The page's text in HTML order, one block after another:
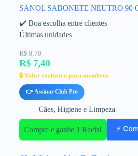
SANOL SABONETE NEUTRO 90
✔️ Boa escolha entre clientes
Últimas unidades
R$ 8,70
R$ 7,40
🔒 Valor exclusivo para membros
👉 Assinar Club Pro
Cães, Higiene e Limpeza
Compre e ganhe 1 Reefs! ⚡